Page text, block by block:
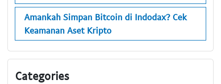
Amankah Simpan Bitcoin di Indodax? Cek
Keamanan Aset Kripto
Categories